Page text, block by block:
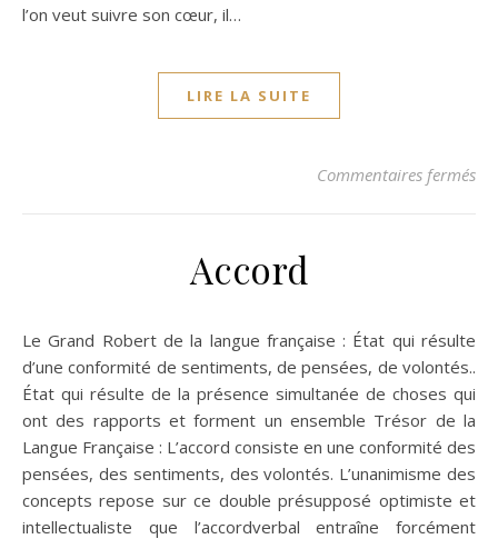
l’on veut suivre son cœur, il…
LIRE LA SUITE
Commentaires fermés
Accord
Le Grand Robert de la langue française : État qui résulte
d’une conformité de sentiments, de pensées, de volontés..
État qui résulte de la présence simultanée de choses qui
ont des rapports et forment un ensemble Trésor de la
Langue Française : L’accord consiste en une conformité des
pensées, des sentiments, des volontés. L’unanimisme des
concepts repose sur ce double présupposé optimiste et
intellectualiste que l’accordverbal entraîne forcément